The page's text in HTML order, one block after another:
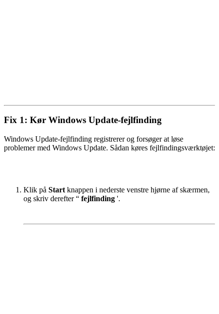
Fix 1: Kør Windows Update-fejlfinding
Windows Update-fejlfinding registrerer og forsøger at løse
problemer med Windows Update. Sådan køres fejlfindingsværktøjet:
Klik på Start knappen i nederste venstre hjørne af skærmen,
og skriv derefter “ fejlfinding '.